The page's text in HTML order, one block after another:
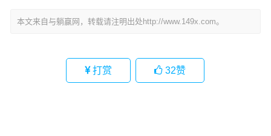
本文来自与躺赢网，转载请注明出处http://www.149x.com。
打赏 32赞